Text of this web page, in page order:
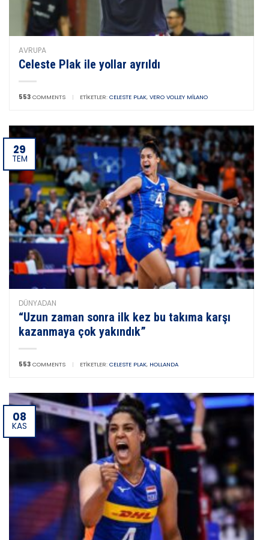
AVRUPA
Celeste Plak ile yollar ayrıldı
553 COMMENTS | ETIKETLER: CELESTE PLAK, VERO VOLLEY MILANO
29
TEM
DÜNYADAN
“Uzun zaman sonra ilk kez bu takıma karşı
kazanmaya çok yakındık”
553 COMMENTS | ETIKETLER: CELESTE PLAK, HOLLANDA
08
KAS